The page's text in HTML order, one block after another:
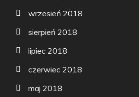
wrzesień 2018
sierpień 2018
lipiec 2018
czerwiec 2018
maj 2018